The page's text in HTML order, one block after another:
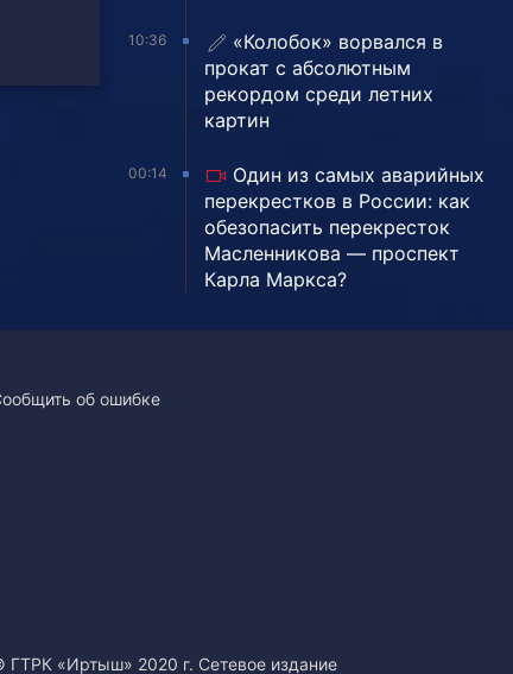
10:36
«Колобок» ворвался в
прокат с абсолютным
рекордом среди летних
картин
00:14
Один из самых аварийных
перекрестков в России: как
обезопасить перекресток
Масленникова — проспект
Карла Маркса?
об ошибке
ГТРК «Иртыш» 2020 г. Сетевое издание